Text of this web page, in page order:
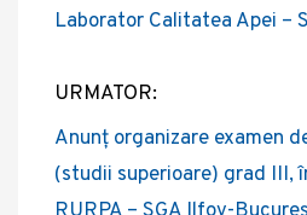
Laborator Calitatea Apei –
URMATOR:
Anunț organizare examen
(studii superioare) grad III,